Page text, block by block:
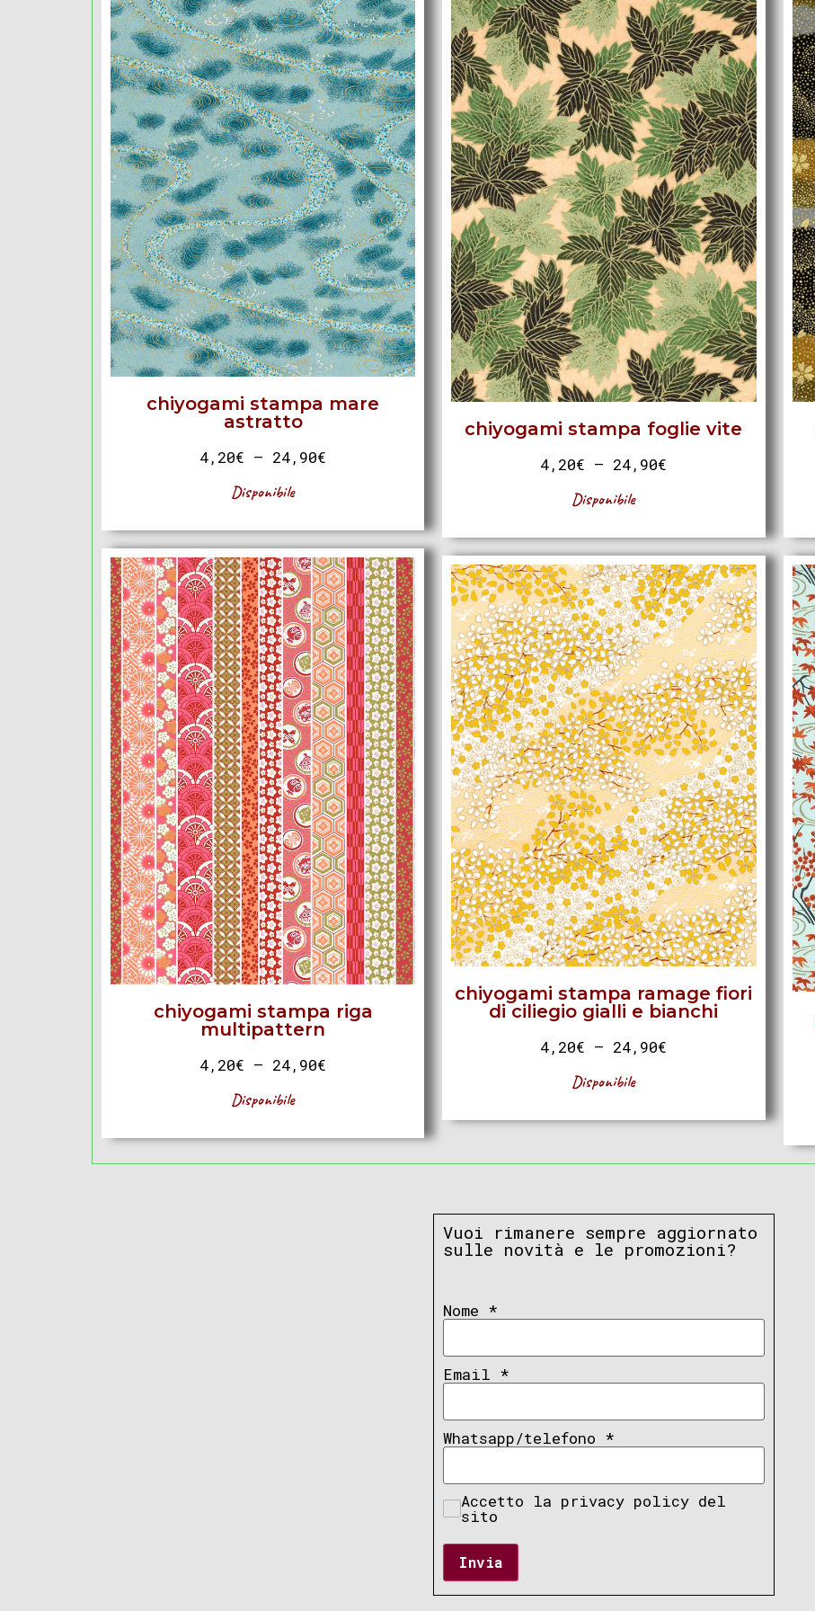
chiyogami stampa mare
astratto
4,20€ – 24,90€
Disponibile
chiyogami stampa foglie vite
4,20€ – 24,90€
Disponibile
chiyogami stampa riga
multipattern
4,20€ – 24,90€
Disponibile
chiyogami stampa ramage fiori
di ciliegio gialli e bianchi
4,20€ – 24,90€
Disponibile
Vuoi rimanere sempre aggiornato
sulle novità e le promozioni?
Nome *
Email *
Whatsapp/telefono *
Accetto la privacy policy del
sito
Invia